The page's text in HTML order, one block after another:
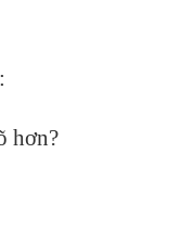
hơn?